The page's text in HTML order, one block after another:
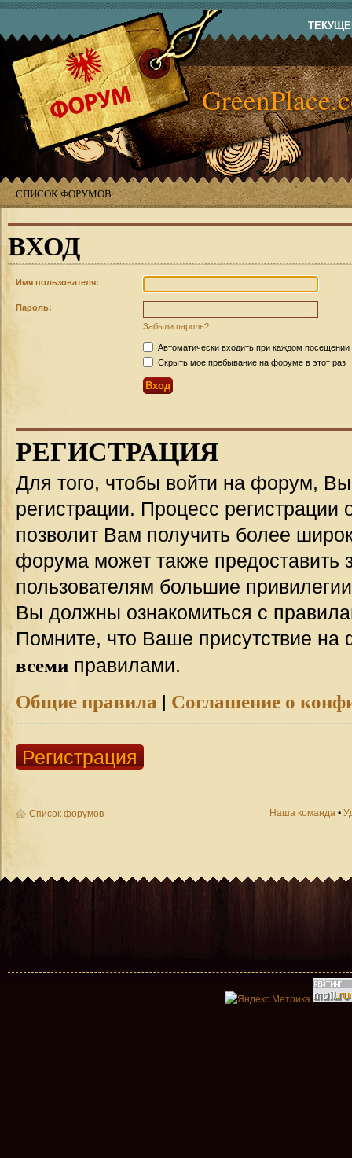
СПИСОК ФОРУМОВ
ВХОД
Имя пользователя:
Пароль:
Забыли пароль?
Автоматически входить при каждом посещении
Скрыть мое пребывание на форуме в этот раз
РЕГИСТРАЦИЯ
Для того, чтобы войти на форум,
регистрации. Процесс регистрации
позволит Вам получить более
форума может также предоставить
пользователям большие
Вы должны ознакомиться с
Помните, что Ваше присутствие на
всеми правилами.
Общие правила | Соглашение о
Регистрация
Список форумов Наша команда •